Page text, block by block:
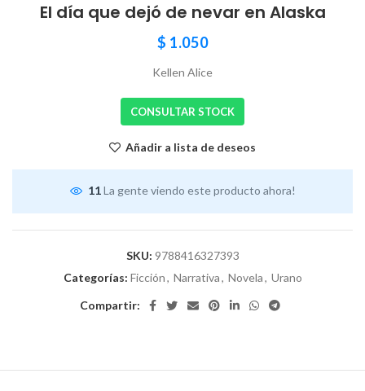
El día que dejó de nevar en Alaska
$ 1.050
Kellen Alice
CONSULTAR STOCK
Añadir a lista de deseos
11 La gente viendo este producto ahora!
SKU: 9788416327393
Categorías: Ficción, Narrativa, Novela, Urano
Compartir: